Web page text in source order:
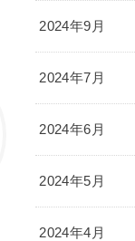
2024年9月
2024年7月
2024年6月
2024年5月
2024年4月